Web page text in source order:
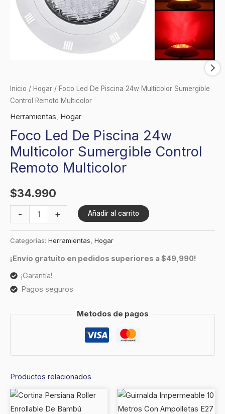
Inicio / Hogar / Foco Led De Piscina 24w Multicolor Sumergible
Control Remoto Multicolor
Herramientas, Hogar
Foco Led De Piscina 24w
Multicolor Sumergible Control
Remoto Multicolor
$34.990
- + Añadir al carrito
Categorías: Herramientas Hogar
¡Envío gratuito en pedidos superiores a $49,990!
¡Garantía!
Pagos seguros
Metodos de pagos
Productos relacionados